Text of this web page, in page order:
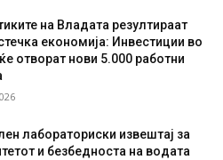
на Владата резултираат
економија: Инвестиции во
отворат нови 5.000 работни
лабораториски извештај за
и безбедноста на водата